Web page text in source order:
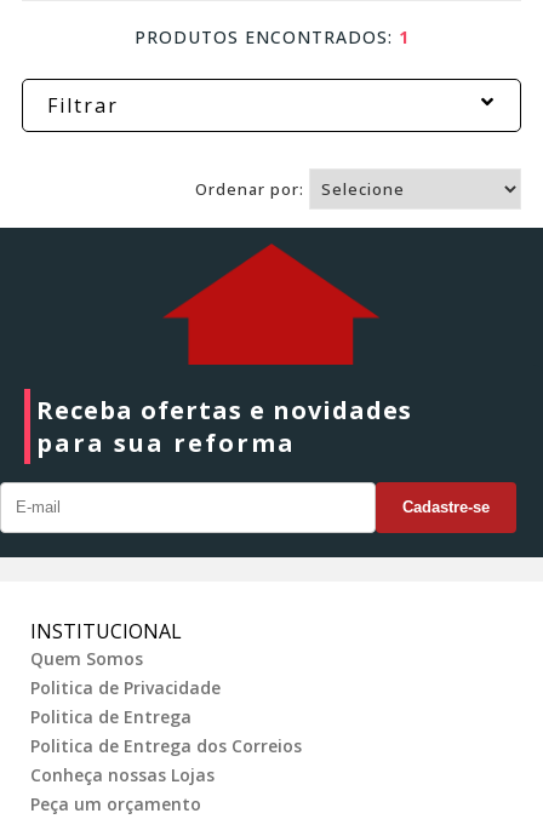
PRODUTOS ENCONTRADOS: 1
Filtrar
Ordenar por:
Receba ofertas e novidades
para sua reforma
INSTITUCIONAL
Quem Somos
Politica de Privacidade
Politica de Entrega
Politica de Entrega dos Correios
Conheça nossas Lojas
Peça um orçamento